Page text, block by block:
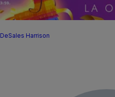
DeSales Harrison